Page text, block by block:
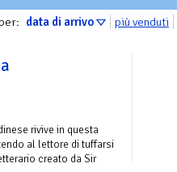
data di arrivo più venduti
rivive in questa
al lettore di tuffarsi
creato da Sir